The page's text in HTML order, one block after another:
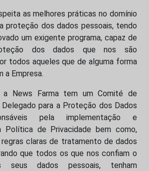
as melhores práticas no domínio
proteção dos dados pessoais, tendo
um exigente programa, capaz de
dos dados que nos são
todos aqueles que de alguma forma
a Empresa.
News Farma tem um Comité de
para a Proteção dos Dados
pela implementação e
Política de Privacidade bem como,
claras de tratamento de dados
que todos os que nos confiam o
seus dados pessoais, tenham